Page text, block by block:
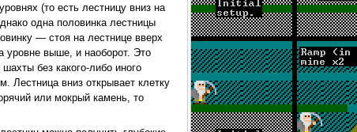
(то есть лестницу вниз на
одна половинка лестницы
— стоя на лестнице вверх
уровне выше, и наоборот. Это
без какого-либо иного
Лестница вниз открывает клетку
или мокрый камень, то